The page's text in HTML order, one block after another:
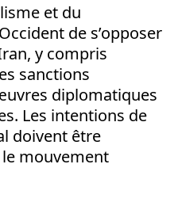
et du
de s’opposer
y compris
sanctions
diplomatiques
Les intentions de
doivent être
mouvement